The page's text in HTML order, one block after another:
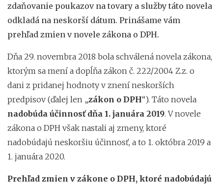
zdaňovanie poukazov na tovary a služby táto novela
odkladá na neskorší dátum. Prinášame vám
prehľad zmien v novele zákona o DPH.
Dňa 29. novembra 2018 bola schválená novela zákona,
ktorým sa mení a dopĺňa zákon č. 222/2004 Z.z. o
dani z pridanej hodnoty v znení neskorších
predpisov (ďalej len „zákon o DPH“). Táto novela
nadobúda účinnosť dňa 1. januára 2019. V novele
zákona o DPH však nastali aj zmeny, ktoré
nadobúdajú neskoršiu účinnosť, a to 1. októbra 2019 a
1. januára 2020.
Prehľad zmien v zákone o DPH, ktoré nadobúdajú